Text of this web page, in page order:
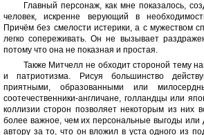
Главный персонаж, как мне показалось,
человек, искренне верующий в
Причём без смелости истерики, а с мужеством
легко сопереживать. Он не вызывает
потому что она не показная и простая.
Также Митчелл не обходит стороной тему
и патриотизма. Рисуя большинство
приятными, образованными или
соотечественники-англичане, голландцы или
коллизии сторон позволяет некоторым из них
более важное, чем их персональные выгоды
автору за то, что он вложил в уста одного из